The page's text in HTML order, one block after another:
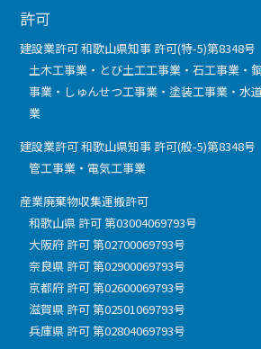
許可
建設業許可 和歌山県知事 許可(特-5)第8348号
土木工事業・とび土工工事業・石工事業・
事業・しゅんせつ工事業・塗装工事業・水
業
建設業許可 和歌山県知事 許可(般-5)第8348号
管工事業・電気工事業
産業廃棄物収集運搬許可
和歌山県 許可 第03004069793号
大阪府 許可 第02700069793号
奈良県 許可 第02900069793号
京都府 許可 第02600069793号
滋賀県 許可 第02501069793号
兵庫県 許可 第02804069793号